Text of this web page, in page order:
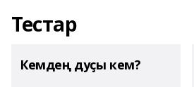
Тестар
Кемдең дуҫы кем?